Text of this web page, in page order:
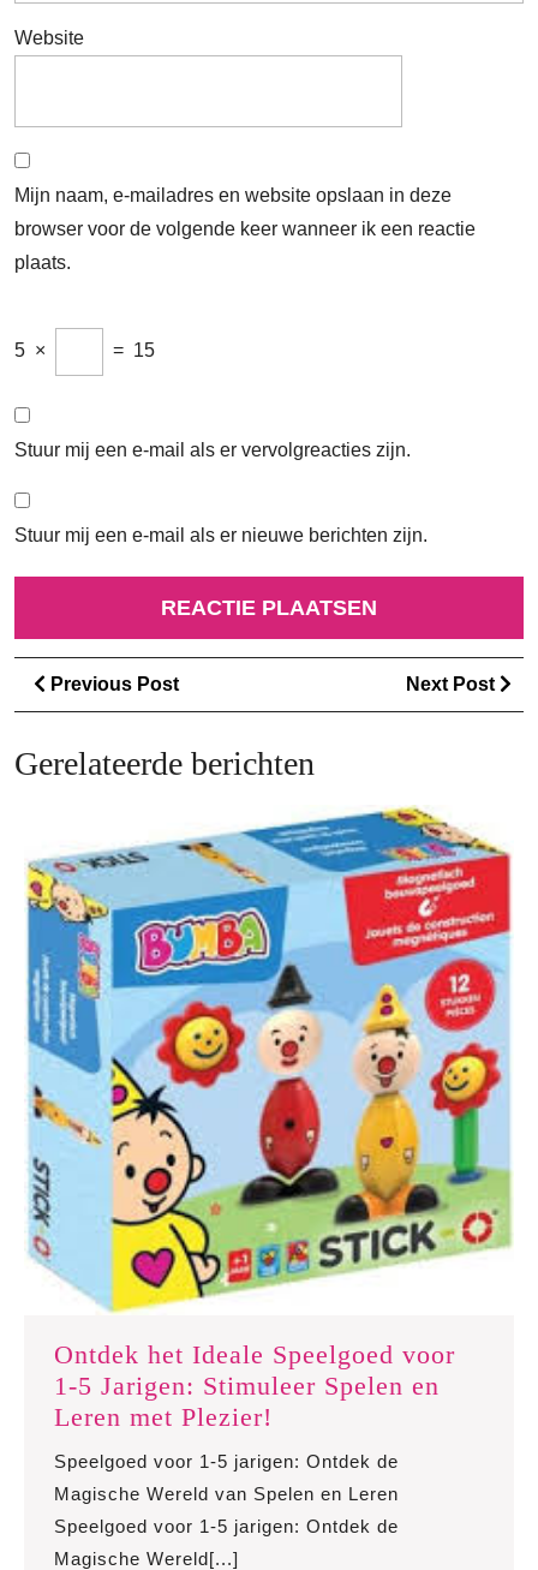
Website
Mijn naam, e-mailadres en website opslaan in deze
browser voor de volgende keer wanneer ik een reactie
plaats.
5 × = 15
Stuur mij een e-mail als er vervolgreacties zijn.
Stuur mij een e-mail als er nieuwe berichten zijn.
Berichtnavigatie
Previous PostPrevious
Post
Next Post
Gerelateerde berichten
Ontdek het Ideale Speelgoed voor
1-5 Jarigen: Stimuleer Spelen en
Leren met Plezier!
Ideale
Speelgoed
voor
Speelgoed voor 1-5 jarigen: Ontdek de
Magische Wereld van Spelen en Leren
Speelgoed voor 1-5 jarigen: Ontdek de
Magische Wereld[...]